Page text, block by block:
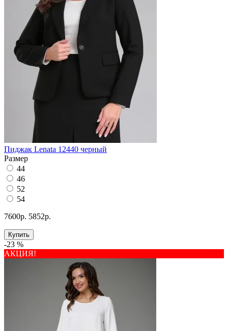
Пиджак Lenata 12440 черный
Размер
44
46
52
54
7600р. 5852р.
Купить
-23 %
АКЦИЯ!